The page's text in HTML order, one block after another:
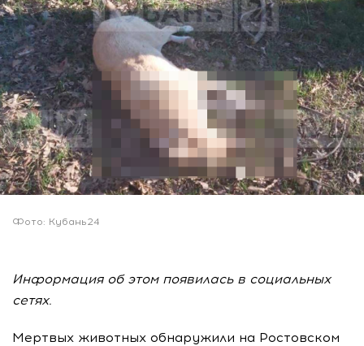
Фото: Кубань24
Информация об этом появилась в социальных
сетях.
Мертвых животных обнаружили на Ростовском